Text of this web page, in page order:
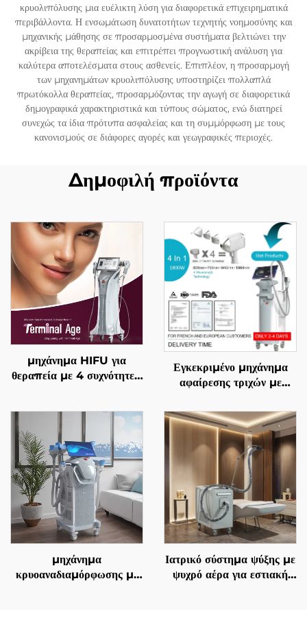
κρυολιπόλυσης μια ευέλικτη λύση για διαφορετικά επιχειρηματικά
περιβάλλοντα. Η ενσωμάτωση δυνατοτήτων τεχνητής νοημοσύνης και
μηχανικής μάθησης σε προσαρμοσμένα συστήματα βελτιώνει την
ακρίβεια της θεραπείας και επιτρέπει προγνωστική ανάλυση για
καλύτερα αποτελέσματα στους ασθενείς. Επιπλέον, η προσαρμογή
των μηχανημάτων κρυολιπόλυσης υποστηρίζει πολλαπλά
πρωτόκολλα θεραπείας, προσαρμόζοντας την αγωγή σε διαφορετικά
δημογραφικά χαρακτηριστικά και τύπους σώματος, ενώ διατηρεί
συνεχώς τα ίδια πρότυπα ασφαλείας και τη συμμόρφωση με τους
κανονισμούς σε διάφορες αγορές και γεωγραφικές περιοχές.
Δημοφιλή προϊόντα
μηχάνημα HIFU για
θεραπεία με 4 συχνότητες,
δέρματος, αναδιαμόρφωση
σώματος και
αντιμετώπιση γήρανσης
Εγκεκριμένο μηχάνημα
αφαίρεσης τριχών με
αντικαθιστώμενες επαφές,
600 W, 1200 W, 1800
W, 3000 W, και μήκη
κύματος 755 nm, 808
nm, 940 nm, 1064 nm,
σύμφωνα με τις
προδιαγραφές MDR, FDA,
MDSAP
μηχάνημα
κρυοαναδιαμόρφωσης με
Ιατρικό σύστημα ψύξης με
ψυχρό αέρα για εστιακή